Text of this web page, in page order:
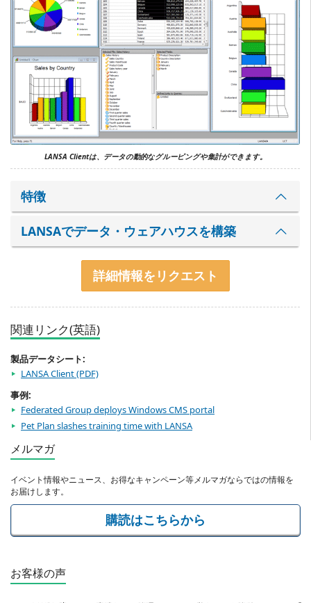
LANSA Clientは、データの動的なグルーピングや集計ができます。
特徴
LANSAでデータ・ウェアハウスを構築
詳細情報をリクエスト
関連リンク(英語)
製品データシート:
LANSA Client
事例:
Federated Group deploys Windows CMS portal
Pet Plan slashes training time with LANSA
メルマガ
イベント情報やニュース、お得なキャンペーン等メルマガならではの情報を
お届けします。
購読はこちらから
お客様の声